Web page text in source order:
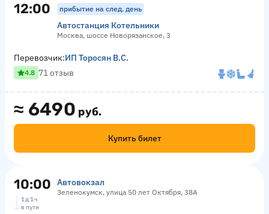
12:00 прибытие на след. день
Автостанция Котельники
Москва, шоссе Новорязанское, 3
≈ 6490 руб.
Купить билет
Перевозчик:ИП Торосян В.С.
4.8 71 отзыв
10:00 Автовокзал
Зеленокумск, улица 50 лет Октября, 38А
1 д 1 ч
в пути